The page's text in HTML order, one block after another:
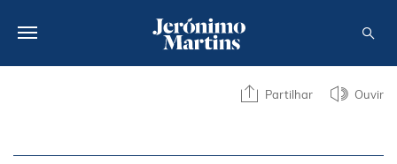
Partilhar Ouvir